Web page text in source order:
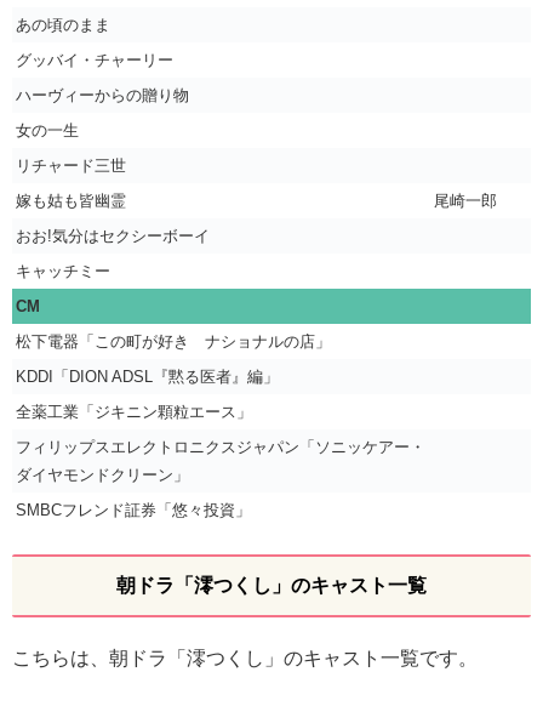
あの頃のまま
グッバイ・チャーリー
ハーヴィーからの贈り物
女の一生
リチャード三世
嫁も姑も皆幽霊
尾崎一郎
おお!気分はセクシーボーイ
キャッチミー
CM
松下電器「この町が好き ナショナルの店」
KDDI「DION ADSL『黙る医者』編」
全薬工業「ジキニン顆粒エース」
フィリップスエレクトロニクスジャパン「ソニッケアー・
ダイヤモンドクリーン」
SMBCフレンド証券「悠々投資」
朝ドラ「澪つくし」のキャスト一覧
こちらは、朝ドラ「澪つくし」のキャスト一覧です。